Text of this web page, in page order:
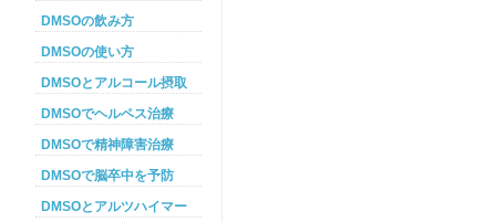
DMSOの飲み方
DMSOの使い方
DMSOとアルコール摂取
DMSOでヘルペス治療
DMSOで精神障害治療
DMSOで脳卒中を予防
DMSOとアルツハイマー